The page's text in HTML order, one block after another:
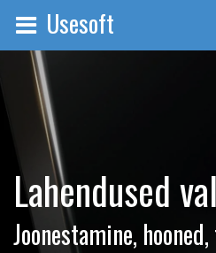
Usesoft
Lahendused
Joonestamine,